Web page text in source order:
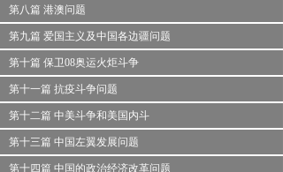
第八篇 港澳问题
第九篇 爱国主义及中国各边疆问题
第十篇 保卫08奥运火炬斗争
第十一篇 抗疫斗争问题
第十二篇 中美斗争和美国内斗
第十三篇 中国左翼发展问题
第十四篇 中国的政治经济改革问题